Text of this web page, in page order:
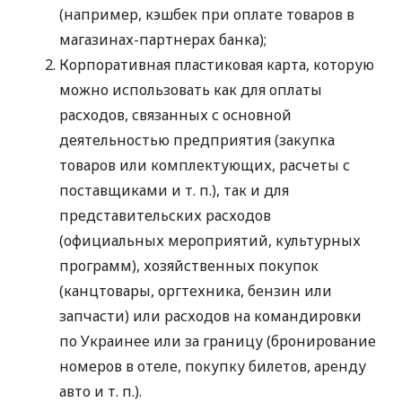
(например, кэшбек при оплате товаров в
магазинах-партнерах банка);
Корпоративная пластиковая карта, которую
можно использовать как для оплаты
расходов, связанных с основной
деятельностью предприятия (закупка
товаров или комплектующих, расчеты с
поставщиками и т. п.), так и для
представительских расходов
(официальных мероприятий, культурных
программ), хозяйственных покупок
(канцтовары, оргтехника, бензин или
запчасти) или расходов на командировки
по Украинее или за границу (бронирование
номеров в отеле, покупку билетов, аренду
авто и т. п.).